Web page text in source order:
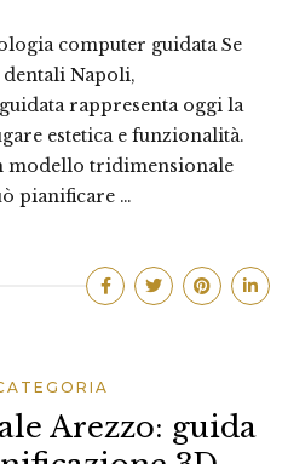
computer guidata Se
Napoli,
rappresenta oggi la
estetica e funzionalità.
modello tridimensionale
pianificare …
Arezzo: guida